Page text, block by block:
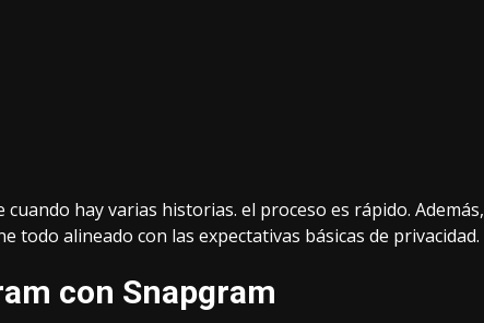
hay varias historias. el proceso es rápido. Además,
todo alineado con las expectativas básicas de privacidad.
con Snapgram